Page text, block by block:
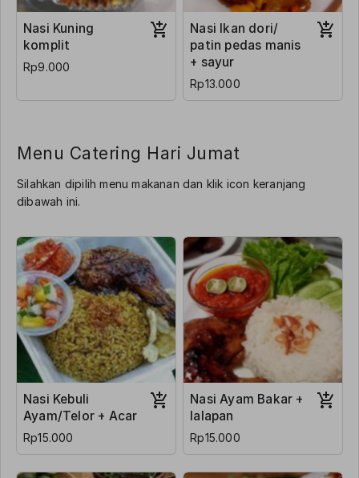
Nasi Kuning
komplit
Rp9.000
Nasi Ikan dori/
patin pedas manis
+ sayur
Rp13.000
Menu Catering Hari Jumat
Silahkan dipilih menu makanan dan klik icon keranjang
dibawah ini.
Nasi Kebuli
Ayam/Telor + Acar
Rp15.000
Nasi Ayam Bakar +
lalapan
Rp15.000